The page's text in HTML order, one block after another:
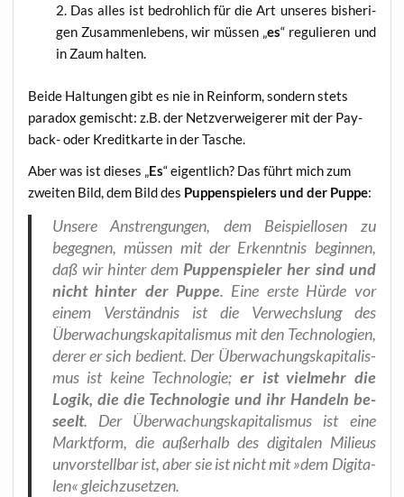
Das alles ist bedroh­lich für die Art unse­res bis­he­ri­
gen Zusam­men­le­bens, wir müs­sen „es“ regu­lie­ren und
in Zaum halten.
Bei­de Hal­tun­gen gibt es nie in Rein­form, son­dern stets
para­dox gemischt: z.B. der Netz­ver­wei­ge­rer mit der Pay­
back- oder Kre­dit­kar­te in der Tasche.
Aber was ist die­ses „Es“ eigent­lich? Das führt mich zum
zwei­ten Bild, dem Bild des Pup­pen­spie­lers und der Pup­pe:
Unse­re Anstren­gun­gen, dem Bei­spiel­lo­sen zu
begeg­nen, müs­sen mit der Erkennt­nis begin­nen,
daß wir hin­ter demPup­pen­spie­ler her sind und
nicht hin­ter der Pup­pe. Eine ers­te Hür­de vor
einem Ver­ständ­nis ist die Ver­wechs­lung des
Überwachungskapita­lismus mit den Tech­no­lo­gien,
derer er sich bedient. Der Über­wa­chungs­ka­pi­ta­lis­
mus ist kei­ne Tech­no­lo­gie;er ist viel­mehr die
Logik, die die Tech­no­lo­gie und ihr Han­deln be­
seelt. Der Über­wa­chungs­ka­pi­ta­lis­mus ist eine
Markt­form, die außer­halb des digi­ta­len Milieus
unvor­stell­bar ist, aber sie ist nicht mit »dem Digi­ta­
len« gleichzusetzen.